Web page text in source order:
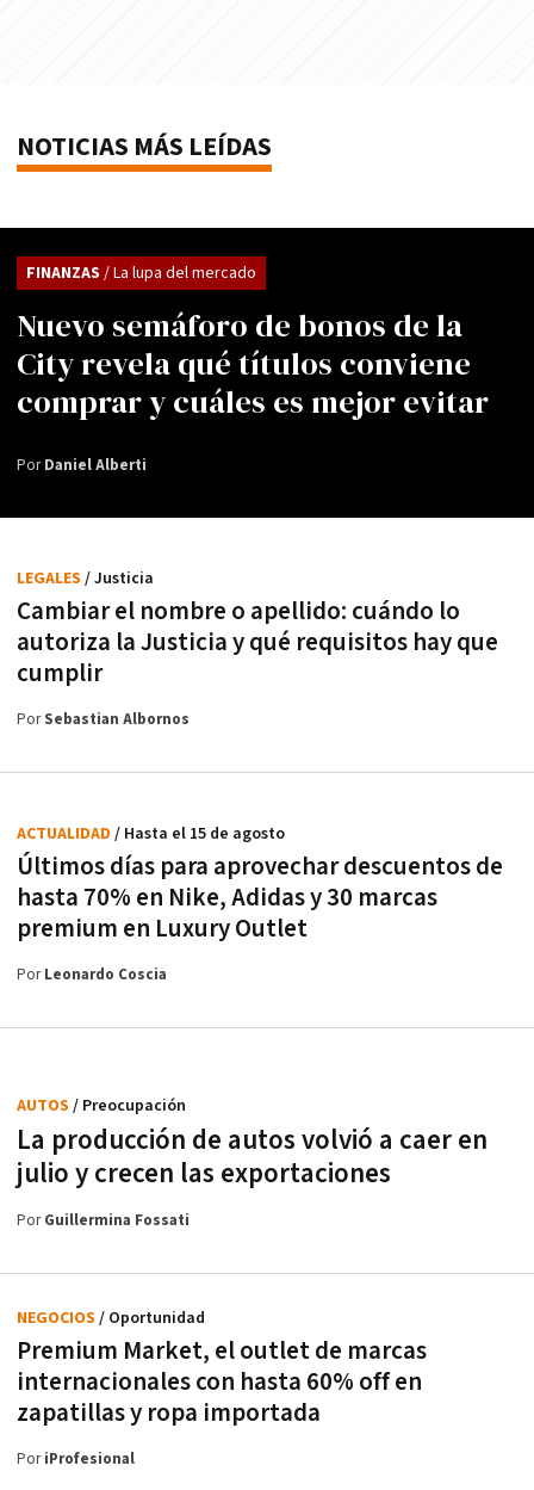
NOTICIAS MÁS LEÍDAS
Nuevo semáforo de bonos de la
City revela qué títulos conviene
comprar y cuáles es mejor evitar
FINANZAS / La lupa del mercado
PorDaniel Alberti
Cambiar el nombre o apellido: cuándo lo
autoriza la Justicia y qué requisitos hay que
cumplir
LEGALES / Justicia
PorSebastian Albornos
Últimos días para aprovechar descuentos de
hasta 70% en Nike, Adidas y 30 marcas
premium en Luxury Outlet
ACTUALIDAD / Hasta el 15 de agosto
PorLeonardo Coscia
La producción de autos volvió a caer en
julio y crecen las exportaciones
AUTOS / Preocupación
PorGuillermina Fossati
Premium Market, el outlet de marcas
internacionales con hasta 60% off en
zapatillas y ropa importada
NEGOCIOS / Oportunidad
PoriProfesional